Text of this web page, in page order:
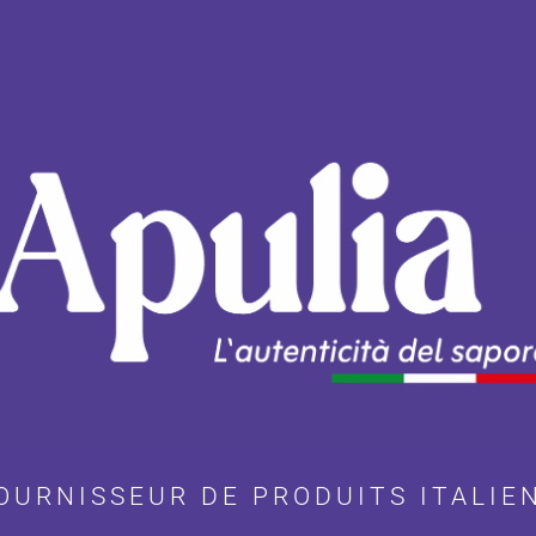
DE PRODUITS